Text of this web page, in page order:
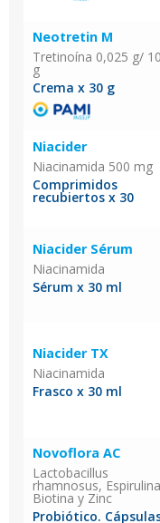
Neotretin M
Tretinoína 0,025 g/
g
Crema x 30 g
Niacider
Niacinamida 500 mg
Comprimidos
recubiertos x 30
Niacider Sérum
Niacinamida
Sérum x 30 ml
Niacider TX
Niacinamida
Frasco x 30 ml
Novoflora AC
Lactobacillus
rhamnosus,
Biotina y Zinc
Probiótico.